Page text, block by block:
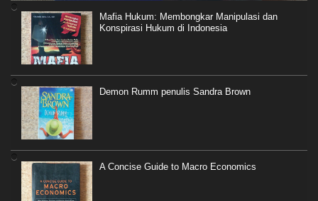
Mafia Hukum: Membongkar Manipulasi dan
Konspirasi Hukum di Indonesia
Demon Rumm penulis Sandra Brown
A Concise Guide to Macro Economics